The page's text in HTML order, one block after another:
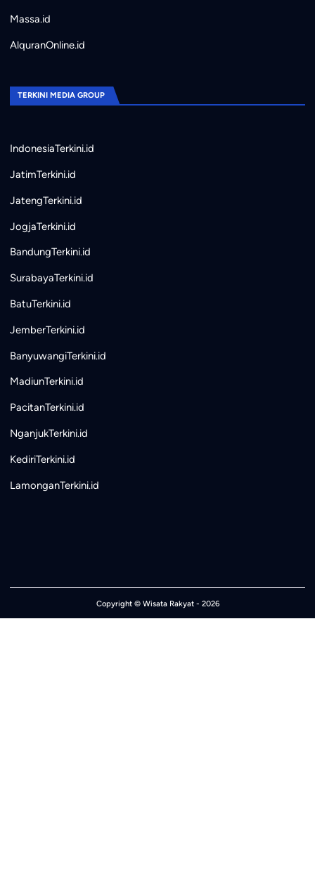
Massa.id
AlquranOnline.id
TERKINI MEDIA GROUP
IndonesiaTerkini.id
JatimTerkini.id
JatengTerkini.id
JogjaTerkini.id
BandungTerkini.id
SurabayaTerkini.id
BatuTerkini.id
JemberTerkini.id
BanyuwangiTerkini.id
MadiunTerkini.id
PacitanTerkini.id
NganjukTerkini.id
KediriTerkini.id
LamonganTerkini.id
Copyright © Wisata Rakyat- 2026